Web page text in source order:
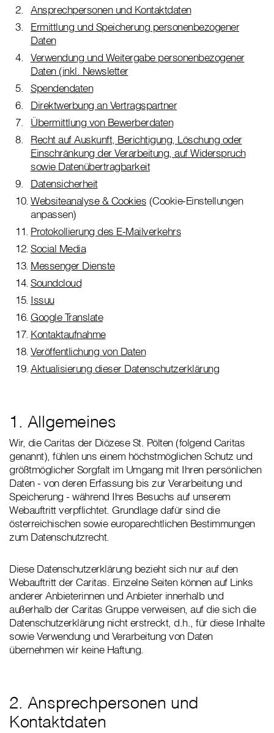
Ansprechpersonen und Kontaktdaten
Ermittlung und Speicherung personenbezogener
Daten
Verwendung und Weitergabe personenbezogener
Daten (inkl. Newsletter
Spendendaten
Direktwerbung an Vertragspartner
Übermittlung von Bewerberdaten
Recht auf Auskunft, Berichtigung, Löschung oder
Einschränkung der Verarbeitung, auf Widerspruch
sowie Datenübertragbarkeit
Datensicherheit
Websiteanalyse & Cookies (Cookie-Einstellungen
anpassen)
Protokollierung des E-Mailverkehrs
Social Media
Messenger Dienste
Soundcloud
Issuu
Google Translate
Kontaktaufnahme
Veröffentlichung von Daten
Aktualisierung dieser Datenschutzerklärung
1. Allgemeines
Wir, die Caritas der Diözese St. Pölten (folgend Caritas
genannt), fühlen uns einem höchstmöglichen Schutz und
größtmöglicher Sorgfalt im Umgang mit Ihren persönlichen
Daten - von deren Erfassung bis zur Verarbeitung und
Speicherung - während Ihres Besuchs auf unserem
Webauftritt verpflichtet. Grundlage dafür sind die
österreichischen sowie europarechtlichen Bestimmungen
zum Datenschutzrecht.
Diese Datenschutzerklärung bezieht sich nur auf den
Webauftritt der Caritas. Einzelne Seiten können auf Links
anderer Anbieterinnen und Anbieter innerhalb und
außerhalb der Caritas Gruppe verweisen, auf die sich die
Datenschutzerklärung nicht erstreckt, d.h., für diese Inhalte
sowie Verwendung und Verarbeitung von Daten
übernehmen wir keine Haftung.
2. Ansprechpersonen und
Kontaktdaten